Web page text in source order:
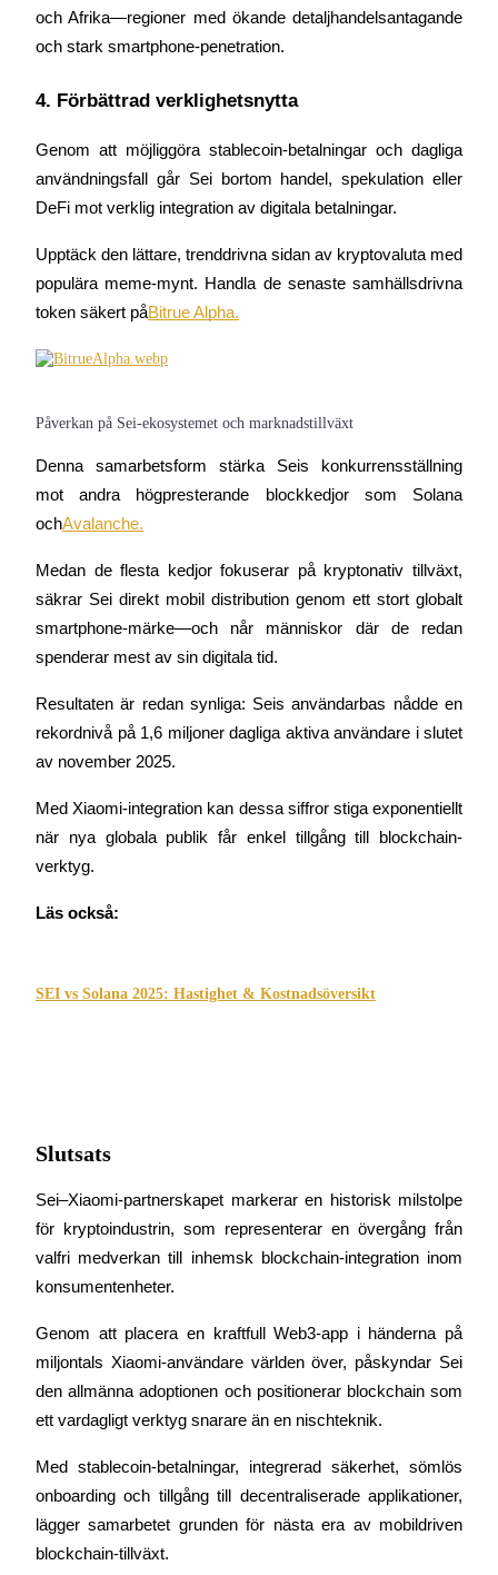
Bitrue
AI
Bitrue Partners
Upp till 65% provision!
Hänvisning
Bjud in en vän för att få kontantbelöningar
Register & Trade to Win 500,000 USDT
Trade Gold & Silver · 33,333 USDT Bonus
USDT Flexible Staking | Daily Rewards
och Afrika—regioner med ökande detaljhandelsantagande
och stark smartphone-penetration.
4. Förbättrad verklighetsnytta
Genom att möjliggöra stablecoin-betalningar och dagliga
användningsfall går Sei bortom handel, spekulation eller
DeFi mot verklig integration av digitala betalningar.
Upptäck den lättare, trenddrivna sidan av kryptovaluta med
populära meme-mynt. Handla de senaste samhällsdrivna
token säkert påBitrue Alpha.
Påverkan på Sei-ekosystemet och marknadstillväxt
Denna samarbetsform stärka Seis konkurrensställning
mot andra högpresterande blockkedjor som Solana
ochAvalanche.
Medan de flesta kedjor fokuserar på kryptonativ tillväxt,
säkrar Sei direkt mobil distribution genom ett stort globalt
smartphone-märke—och når människor där de redan
spenderar mest av sin digitala tid.
Resultaten är redan synliga: Seis användarbas nådde en
rekordnivå på 1,6 miljoner dagliga aktiva användare i slutet
av november 2025.
Med Xiaomi-integration kan dessa siffror stiga exponentiellt
när nya globala publik får enkel tillgång till blockchain-
verktyg.
Läs också:
SEI vs Solana 2025: Hastighet & Kostnadsöversikt
Slutsats
Sei–Xiaomi-partnerskapet markerar en historisk milstolpe
för kryptoindustrin, som representerar en övergång från
valfri medverkan till inhemsk blockchain-integration inom
konsumentenheter.
Genom att placera en kraftfull Web3-app i händerna på
miljontals Xiaomi-användare världen över, påskyndar Sei
den allmänna adoptionen och positionerar blockchain som
ett vardagligt verktyg snarare än en nischteknik.
Med stablecoin-betalningar, integrerad säkerhet, sömlös
onboarding och tillgång till decentraliserade applikationer,
lägger samarbetet grunden för nästa era av mobildriven
blockchain-tillväxt.